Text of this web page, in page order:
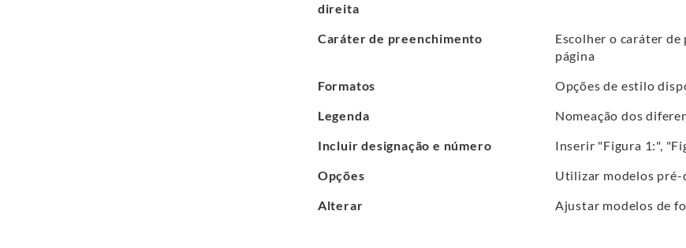
direita
Caráter de preenchimento
Escolher o caráter
página
Formatos
Opções de estilo
Legenda
Nomeação dos
Incluir designação e número
Inserir "Figura 1:",
Opções
Utilizar modelos
Alterar
Ajustar modelos de